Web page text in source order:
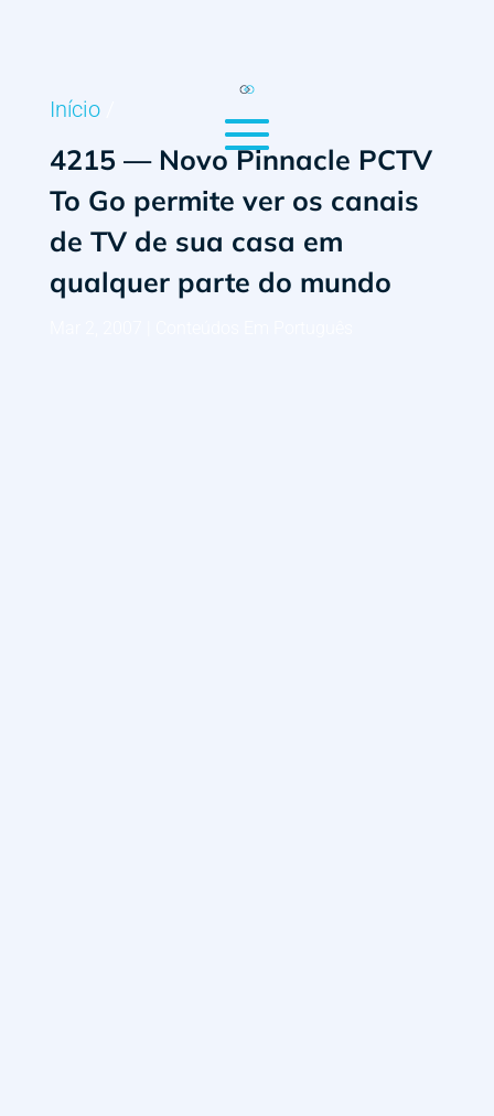
Início
4215 — Novo Pinnacle PCTV
To Go permite ver os canais
de TV de sua casa em
qualquer parte do mundo